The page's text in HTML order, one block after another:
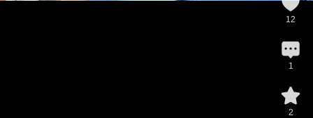
12
1
2